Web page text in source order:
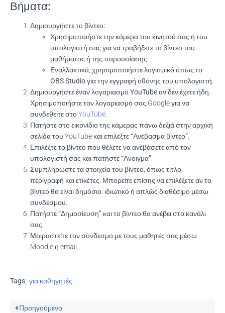
Βήματα:
Δημιουργήστε το βίντεο:
Χρησιμοποιήστε την κάμερα του κινητού σας ή του
υπολογιστή σας για να τραβήξετε το βίντεο του
μαθήματος ή της παρουσίασης.
Εναλλακτικά, χρησιμοποιήστε λογισμικό όπως το
OBS Studioγια την εγγραφή οθόνης του υπολογιστή.
Δημιουργήστε έναν λογαριασμό YouTubeαν δεν έχετε ήδη.
Χρησιμοποιήστε τον λογαριασμό σας Google για να
συνδεθείτε στοYouTube.
Πατήστε στοεικονίδιο της κάμερας πάνω δεξιά στην αρχική
σελίδα του YouTube και επιλέξτε“Ανέβασμα βίντεο”.
Επιλέξτε το βίντεο που θέλετε να ανεβάσετε από τον
υπολογιστή σας και πατήστε“Άνοιγμα”.
Συμπληρώστε τα στοιχεία του βίντεο, όπως τίτλο,
περιγραφή καιετικέτες. Μπορείτε επίσης να επιλέξετε αν το
βίντεο θα είναι δημόσιο, ιδιωτικό ή απλώς διαθέσιμο μέσω
συνδέσμου.
Πατήστε“Δημοσίευση” και το βίντεο θα ανέβει στο κανάλι
σας.
Μοιραστείτε τον σύνδεσμο με τους μαθητές σας μέσω
Moodle ή email.
Tags: για καθηγητές
Προηγούμενο